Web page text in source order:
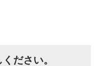
ださい。